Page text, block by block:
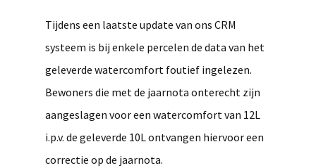
Tijdens een laatste update van ons CRM
systeem is bij enkele percelen de data van het
geleverde watercomfort foutief ingelezen.
Bewoners die met de jaarnota onterecht zijn
aangeslagen voor een watercomfort van 12L
i.p.v. de geleverde 10L ontvangen hiervoor een
correctie op de jaarnota.